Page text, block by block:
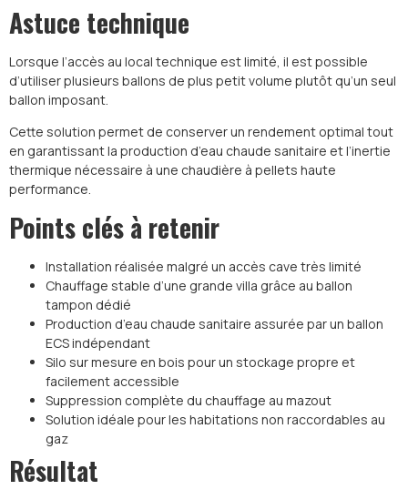
Astuce technique
Lorsque l’accès au local technique est limité, il est possible
d’utiliser plusieurs ballons de plus petit volume plutôt qu’un seul
ballon imposant.
Cette solution permet de conserver un rendement optimal tout
en garantissant la production d’eau chaude sanitaire et l’inertie
thermique nécessaire à une chaudière à pellets haute
performance.
Points clés à retenir
Installation réalisée malgré un accès cave très limité
Chauffage stable d’une grande villa grâce au ballon
tampon dédié
Production d’eau chaude sanitaire assurée par un ballon
ECS indépendant
Silo sur mesure en bois pour un stockage propre et
facilement accessible
Suppression complète du chauffage au mazout
Solution idéale pour les habitations non raccordables au
gaz
Résultat